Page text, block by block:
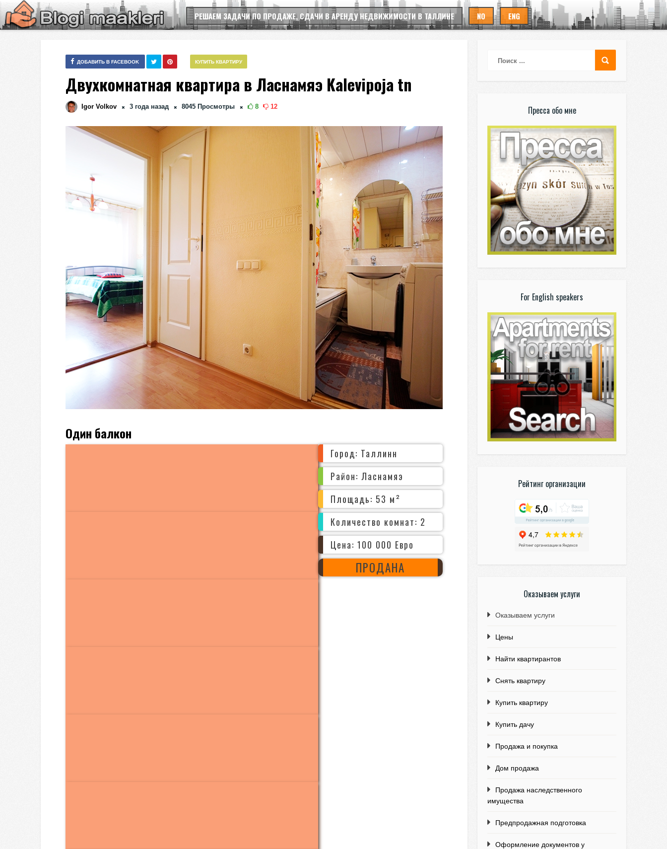
РЕШАЕМ ЗАДАЧИ ПО ПРОДАЖЕ, СДАЧИ В АРЕНДУ НЕДВИЖИМОСТИ В ТАЛЛИНЕ NO ENG
КУПИТЬ КВАРТИРУ
ДОБАВИТЬ В FACEBOOK
Двухкомнатная квартира в Ласнамяэ Kalevipoja tn
Igor Volkov 3 года назад 8045 Просмотры 8 12
Один балкон
Город: Таллинн
Район: Ласнамяэ
Площадь: 53 м²
Количество комнат: 2
Цена: 100 000 Евро
ПРОДАНА
Пресса обо мне
For English speakers
Рейтинг организации
Оказываем услуги
Оказываем услуги
Цены
Найти квартирантов
Снять квартиру
Купить квартиру
Купить дачу
Продажа и покупка
Дом продажа
Продажа наследственного
имущества
Предпродажная подготовка
Оформление документов у